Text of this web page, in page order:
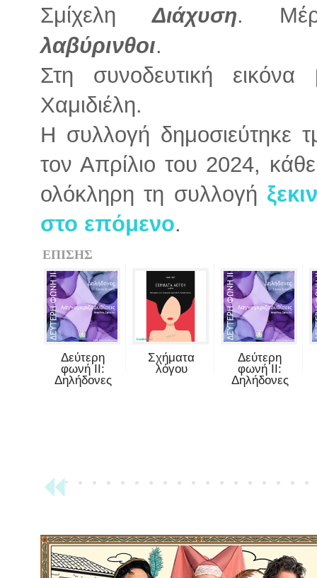
ΣμίχεληΔιάχυση.
λαβύρινθοι.
Στη συνοδευτική
Χαμιδιέλη.
Η συλλογή δημοσιεύτηκε
τον Απρίλιο του 2024,
ολόκληρη τη συλλογή
στο επόμενο.
ΕΠΙΣΗΣ
Δεύτερη
φωνή II:
Δηλήδονες
Σχήματα
λόγου
Δεύτερη
φωνή II:
Δηλήδονες